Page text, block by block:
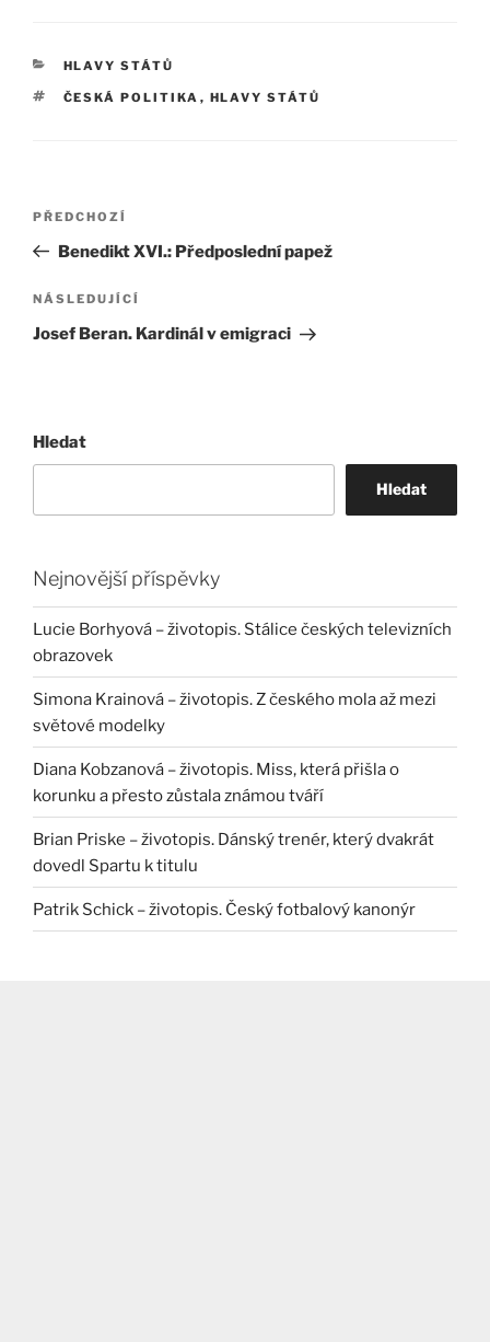
RUBRIKY
HLAVY STÁTŮ
ŠTÍTKY
ČESKÁ POLITIKA , HLAVY STÁTŮ
Navigace
příspěvek
Předchozí
příspěvek
PŘEDCHOZÍ
Benedikt XVI.: Předposlední papež
Následující
příspěvek
NÁSLEDUJÍCÍ
Josef Beran. Kardinál v emigraci
Hledat
Hledat
Nejnovější příspěvky
Lucie Borhyová – životopis. Stálice českých televizních
obrazovek
Simona Krainová – životopis. Z českého mola až mezi
světové modelky
Diana Kobzanová – životopis. Miss, která přišla o
korunku a přesto zůstala známou tváří
Brian Priske – životopis. Dánský trenér, který dvakrát
dovedl Spartu k titulu
Patrik Schick – životopis. Český fotbalový kanonýr